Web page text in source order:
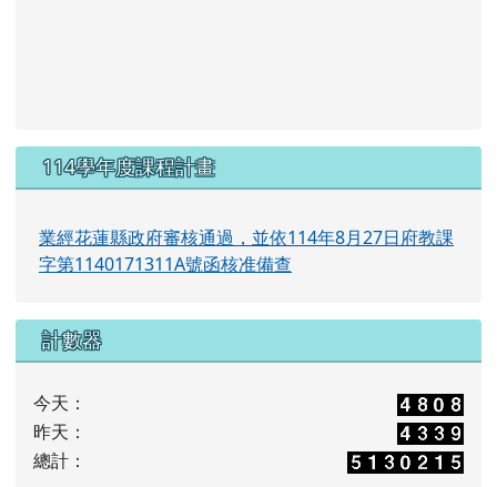
114學年度課程計畫
字第1140171311A號函核准備查
計數器
昨天：
總計：